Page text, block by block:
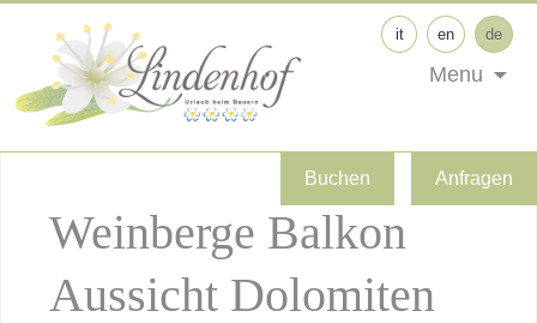
Buchen Anfragen
it en de
Menu
Weinberge Balkon
Aussicht Dolomiten